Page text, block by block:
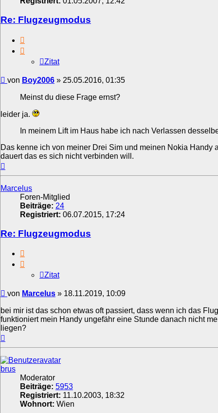
Re: Flugzeugmodus
Zitat
Beitrag
von Boy2006 » 25.05.2016, 01:35
Meinst du diese Frage ernst?
leider ja.
In meinem Lift im Haus habe ich nach Verlassen
Das kenne ich von meiner Drei Sim und meinen Nokia Handy
dauert das es sich nicht verbinden will.
Marcelus
Foren-Mitglied
Beiträge: 24
Registriert: 06.07.2015, 17:24
Re: Flugzeugmodus
Zitat
Beitrag
von Marcelus » 18.11.2019, 10:09
bei mir ist das schon etwas oft passiert, dass wenn ich das
funktioniert mein Handy ungefähr eine Stunde danach nicht
liegen?
brus
Moderator
Beiträge: 5953
Registriert: 11.10.2003, 18:32
Wohnort: Wien